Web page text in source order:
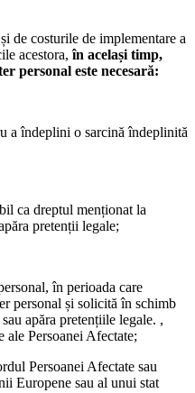
de costurile de implementare a
acestora,în același timp,
personal este necesară:
a îndeplini o sarcină îndeplinită
ca dreptul menționat la
pretenții legale;
în perioada care
personal și solicită în schimb
apăra pretențiile legale. ,
Persoanei Afectate;
Persoanei Afectate sau
Europene sau al unui stat